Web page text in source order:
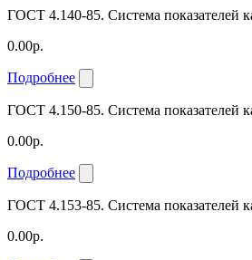
ГОСТ 4.140-85. Система показателей
0.00р.
Подробнее
ГОСТ 4.150-85. Система показателей
0.00р.
Подробнее
ГОСТ 4.153-85. Система показателей
0.00р.